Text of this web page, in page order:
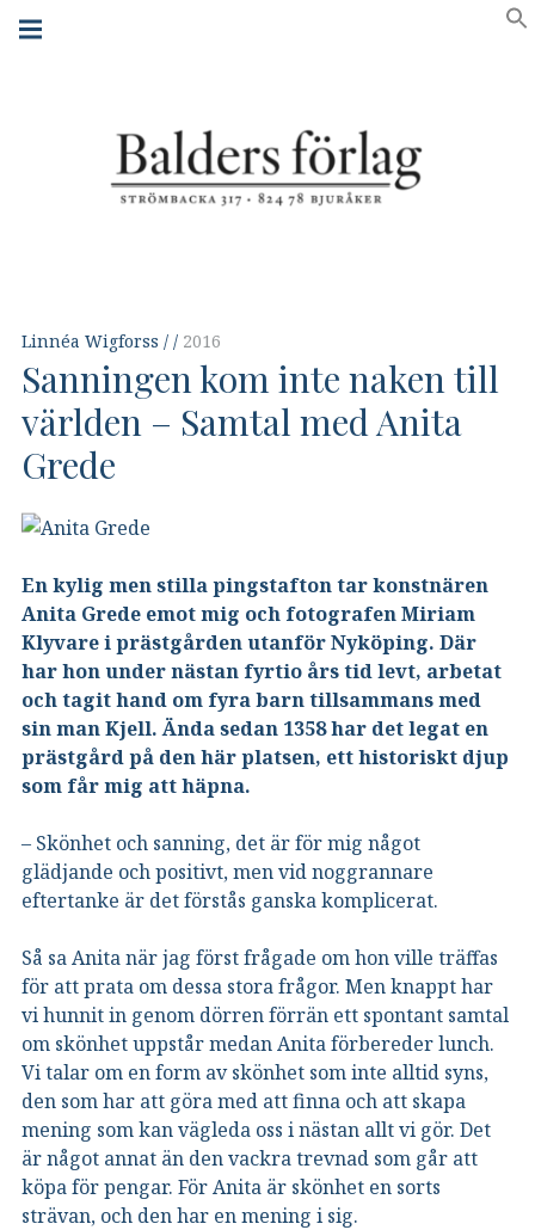
Skip
navigation
Linnéa Wigforss 2016
Sanningen kom inte naken till
världen – Samtal med Anita
Grede
En kylig men stilla pingstafton tar konstnären
Anita Grede emot mig och fotografen Miriam
Klyvare i prästgården utanför Nyköping. Där
har hon under nästan fyrtio års tid levt, arbetat
och tagit hand om fyra barn tillsammans med
sin man Kjell. Ända sedan 1358 har det legat en
prästgård på den här platsen, ett historiskt djup
som får mig att häpna.
– Skönhet och sanning, det är för mig något
glädjande och positivt, men vid noggrannare
eftertanke är det förstås ganska komplicerat.
Så sa Anita när jag först frågade om hon ville träffas
för att prata om dessa stora frågor. Men knappt har
vi hunnit in genom dörren förrän ett spontant samtal
om skönhet uppstår medan Anita förbereder lunch.
Vi talar om en form av skönhet som inte alltid syns,
den som har att göra med att finna och att skapa
mening som kan vägleda oss i nästan allt vi gör. Det
är något annat än den vackra trevnad som går att
köpa för pengar. För Anita är skönhet en sorts
strävan, och den har en mening i sig.